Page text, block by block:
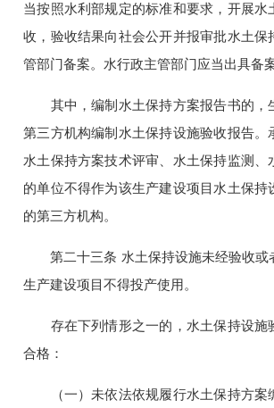
当按照水利部规定的标准和要求，开展水
收，验收结果向社会公开并报审批水土保
管部门备案。水行政主管部门应当出具备
其中，编制水土保持方案报告书的，
第三方机构编制水土保持设施验收报告。
水土保持方案技术评审、水土保持监测、
的单位不得作为该生产建设项目水土保持
的第三方机构。
第二十三条 水土保持设施未经验收或
生产建设项目不得投产使用。
存在下列情形之一的，水土保持设施
合格：
（一）未依法依规履行水土保持方案